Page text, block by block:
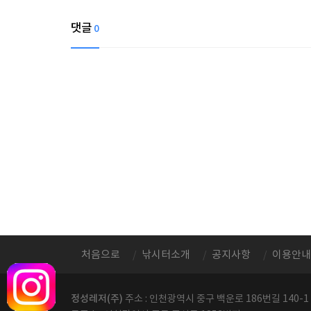
댓글 0
처음으로 낚시터소개 공지사항 이용안내
정성레저(주) 주소 : 인천광역시 중구 백운로 186번길 140-1